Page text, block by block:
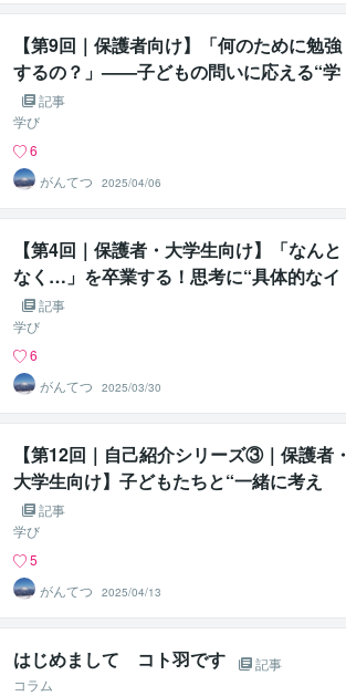
【第9回｜保護者向け】「何のために勉強
するの？」——子どもの問いに応える“学
びの本質
記事
学び
6
がんてつ
2025/04/06
【第4回｜保護者・大学生向け】「なんと
なく…」を卒業する！思考に“具体的なイ
メージ”を作る会話のコツ
記事
学び
6
がんてつ
2025/03/30
【第12回｜自己紹介シリーズ③｜保護者・
大学生向け】子どもたちと“一緒に考え
る”存在でありたい——私が大切にしてい
ること
記事
学び
5
がんてつ
2025/04/13
はじめまして コト羽です
記事
コラム